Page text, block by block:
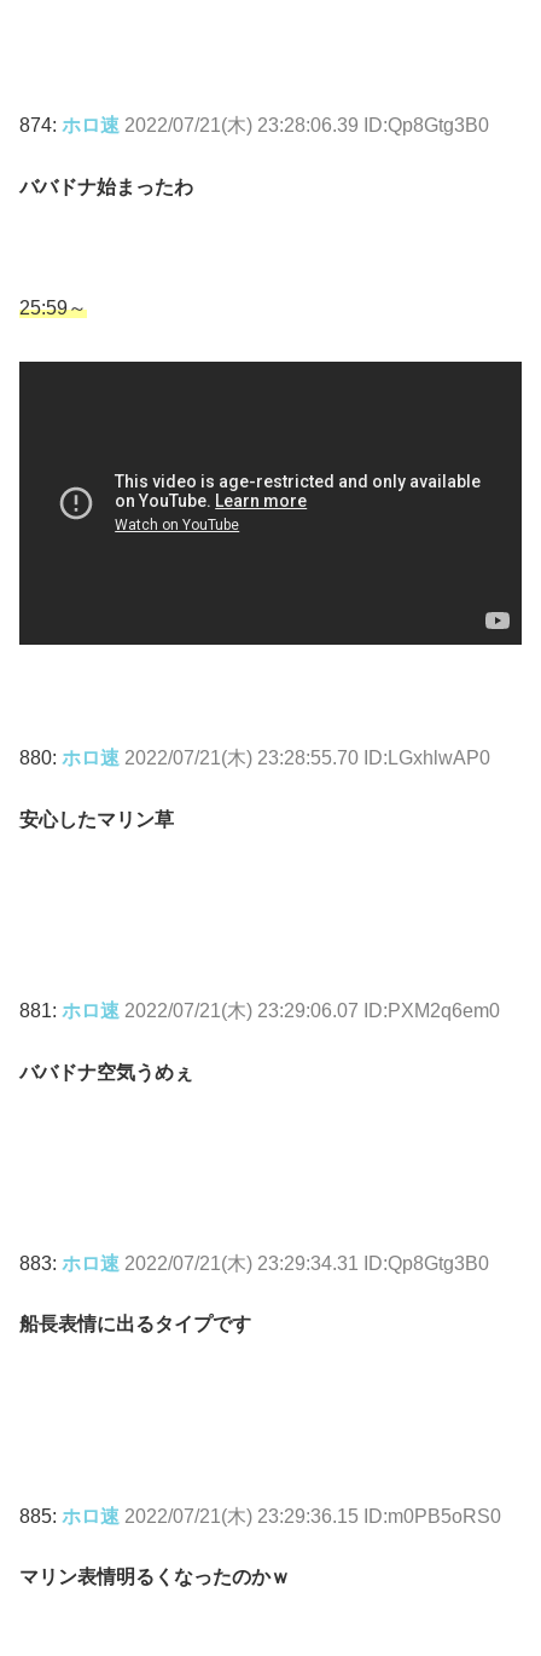
874: ホロ速 2022/07/21(木) 23:28:06.39 ID:Qp8Gtg3B0
ババドナ始まったわ
25:59～
880: ホロ速 2022/07/21(木) 23:28:55.70 ID:LGxhlwAP0
安心したマリン草
881: ホロ速 2022/07/21(木) 23:29:06.07 ID:PXM2q6em0
ババドナ空気うめぇ
883: ホロ速 2022/07/21(木) 23:29:34.31 ID:Qp8Gtg3B0
船長表情に出るタイプです
885: ホロ速 2022/07/21(木) 23:29:36.15 ID:m0PB5oRS0
マリン表情明るくなったのかｗ